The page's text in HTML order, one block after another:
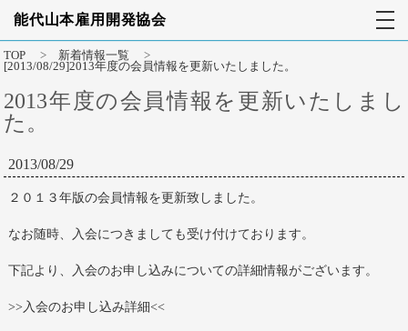
能代山本雇用開発協会
TOP > 新着情報一覧
>
[2013/08/29]2013年度の会員情報を更新いたしました。
2013年度の会員情報を更新いたしまし
た。
2013/08/29
２０１３年版の会員情報を更新致しました。
なお随時、入会につきましても受け付けております。
下記より、入会のお申し込みについての詳細情報がございます。
>> 入会のお申し込み詳細<<